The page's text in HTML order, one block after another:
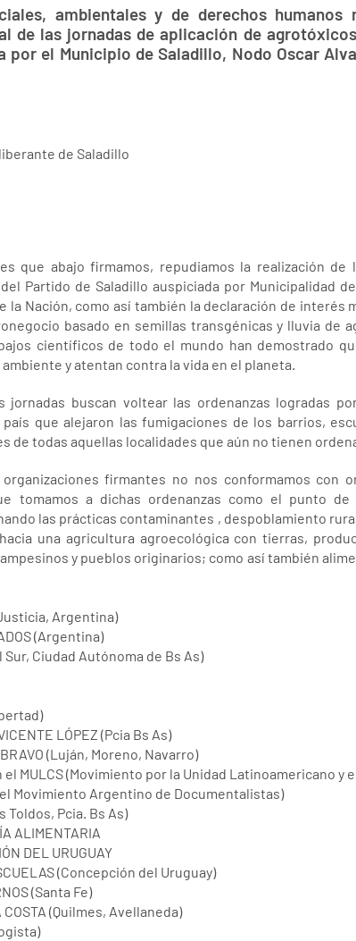
ambientales y de derechos
de las jornadas de aplicación de
el Municipio de Saladillo, Nodo Oscar
de Saladillo
que abajo firmamos, repudiamos la realización
Partido de Saladillo auspiciada por Municipalidad de
la Nación, como así también la declaración de interés
basado en semillas transgénicas y lluvia de
científicos de todo el mundo han demostrado
y atentan contra la vida en el planeta.
buscan voltear las ordenanzas logradas
que alejaron las fumigaciones de los barrios,
de todas aquellas localidades que aún no tienen
firmantes no nos conformamos con
tomamos a dichas ordenanzas como el punto
las prácticas contaminantes , despoblamiento
una agricultura agroecológica con tierras,
y pueblos originarios; como así también
Argentina)
(Argentina)
Sur, Ciudad Autónoma de Bs As)
LÓPEZ (Pcia Bs As)
BRAVO (Luján, Moreno, Navarro)
el MULCS (Movimiento por la Unidad Latinoamericano y
Movimiento Argentino de Documentalistas)
Toldos, Pcia. Bs As)
ALIMENTARIA
DEL URUGUAY
(Concepción del Uruguay)
(Santa Fe)
COSTA (Quilmes, Avellaneda)